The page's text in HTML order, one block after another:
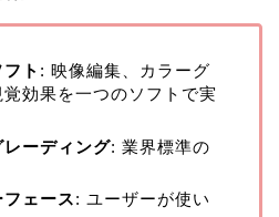
ト : 映像編集、カラーグ
効果を一つのソフトで実
ーディング: 業界標準の
ェース: ユーザーが使い